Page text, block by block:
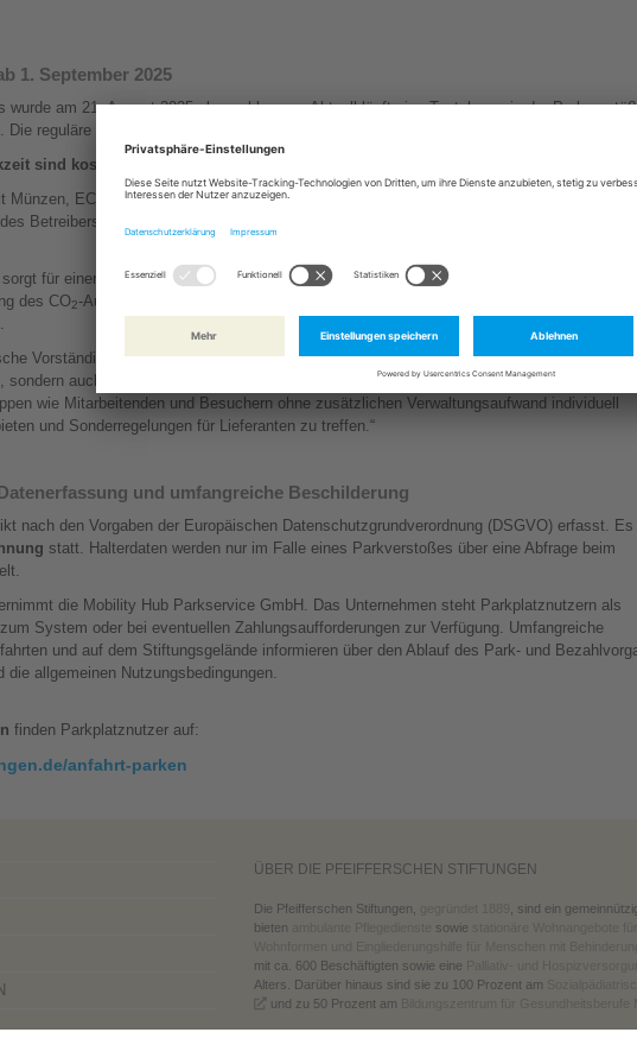
1. September 2025
wurde am 21. August 2025 abgeschlossen. Aktuell läuft eine Testphase, in der
reguläre Gebührenpflicht beginnt wieder am 1. September 2025.
sind kostenlos
EC-/Kreditkarte oder Apple und Google Pay.
Betreibers, sogar bis zu 24 Stunden nach Ausfahrt.
für einen reibungsloseren Verkehrsfluss, reduziert Wartezeiten zu Stoßzeiten und
des CO2-Ausstoßes. Zudem ist es im Betrieb weniger anfällig für Störungen als ein
Vorständin der Pfeifferschen Stiftungen, betont die Vorteile: „Das neue Parksystem ist
sondern auch deutlich nutzerfreundlicher für die Parkenden. Es ermöglicht uns,
wie Mitarbeitenden und Besuchern ohne zusätzlichen Verwaltungsaufwand individuell
und Sonderregelungen für Lieferanten zu treffen.“
und umfangreiche Beschilderung
nach den Vorgaben der Europäischen Datenschutzgrundverordnung (DSGVO) erfasst. Es
statt. Halterdaten werden nur im Falle eines Parkverstoßes über eine Abfrage beim
die Mobility Hub Parkservice GmbH. Das Unternehmen steht Parkplatznutzern als
System oder bei eventuellen Zahlungsaufforderungen zur Verfügung. Umfangreiche
und auf dem Stiftungsgelände informieren über den Ablauf des Park- und
die allgemeinen Nutzungsbedingungen.
finden Parkplatznutzer auf:
anfahrt-parken
ÜBER DIE PFEIFFERSCHEN STIFTUNGEN
Die Pfeifferschen Stiftungen,
, sind ein
bieten
sowie
mit ca. 600 Beschäftigten sowie eine
Alters. Darüber hinaus sind sie zu 100 Prozent am
und zu 50 Prozent am